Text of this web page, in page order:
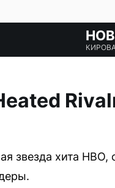
звезда хита